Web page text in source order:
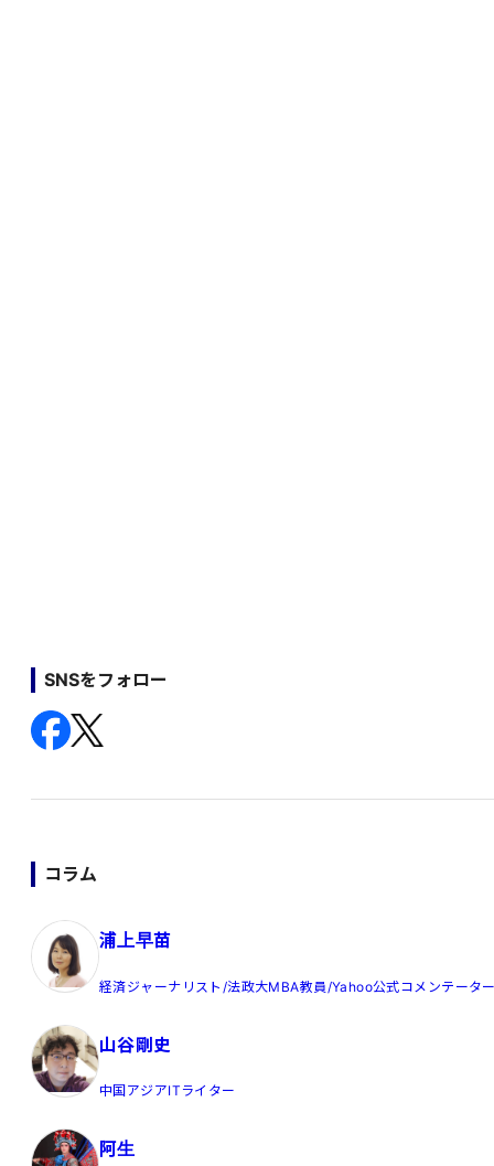
SNSをフォロー
コラム
浦上早苗
経済ジャーナリスト/法政大MBA教員/Yahoo公式コメンテータ
山谷剛史
中国アジアITライター
阿生